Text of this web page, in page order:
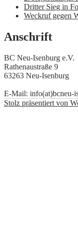
Dritter Sieg in
Weckruf gegen
Anschrift
BC Neu-Isenburg e.V.
Rathenaustraße 9
63263 Neu-Isenburg
E-Mail: info(at)bcneu-
Stolz präsentiert von